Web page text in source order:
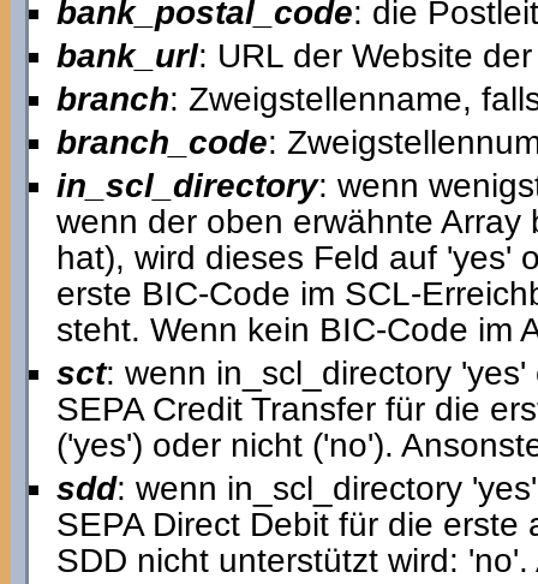
bank_postal_code: die
bank_url: URL der Website
branch: Zweigstellenname,
branch_code:
in_scl_directory: wenn
wenn der oben erwähnte
hat), wird dieses Feld auf 'yes'
erste BIC-Code im SCL-
steht. Wenn kein BIC-Code im
sct: wenn in_scl_directory
SEPA Credit Transfer für die
('yes') oder nicht ('no').
sdd: wenn in_scl_directory
SEPA Direct Debit für die
SDD nicht unterstützt wird: